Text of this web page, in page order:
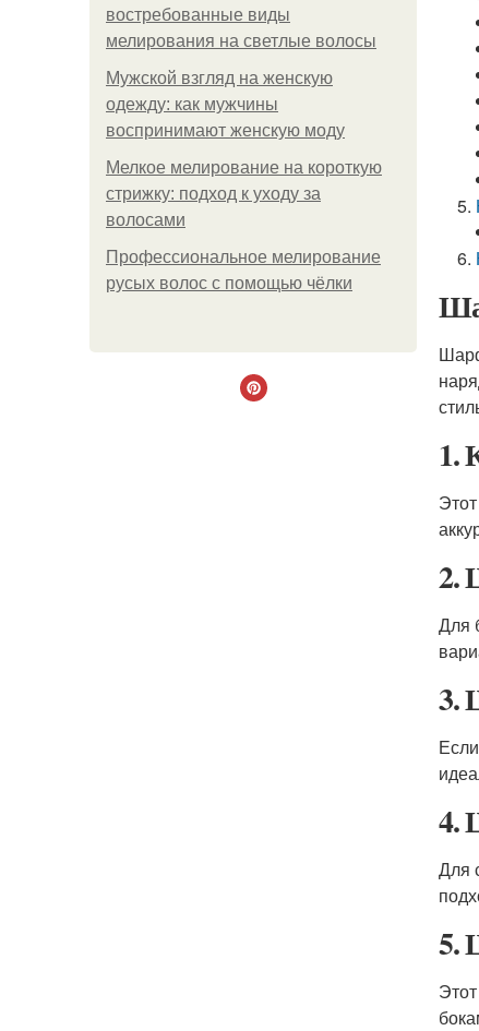
востребованные виды
мелирования на светлые волосы
Мужской взгляд на женскую
одежду: как мужчины
воспринимают женскую моду
Мелкое мелирование на короткую
стрижку: подход к уходу за
волосами
Профессиональное мелирование
русых волос с помощью чёлки
1.
2.
Для
3.
4.
Для
5.